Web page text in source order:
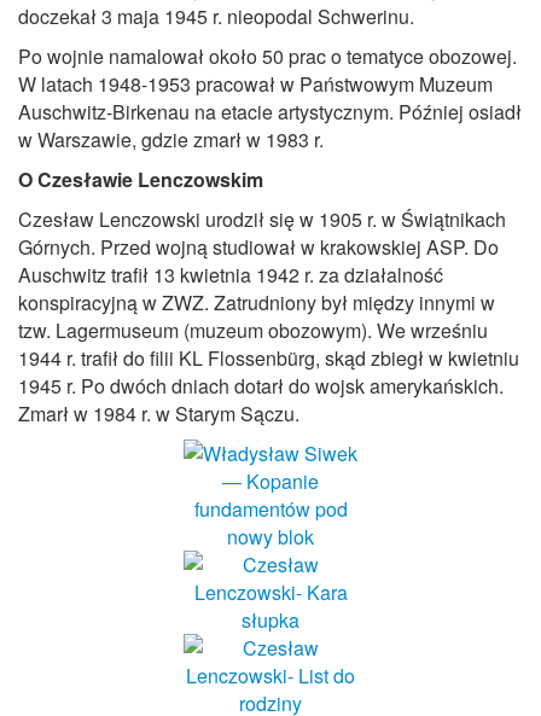
doczekał 3 maja 1945 r. nieopodal Schwerinu.
Po wojnie namalował około 50 prac o tematyce obozowej.
W latach 1948-1953 pracował w Państwowym Muzeum
Auschwitz-Birkenau na etacie artystycznym. Później osiadł
w Warszawie, gdzie zmarł w 1983 r.
O Czesławie Lenczowskim
Czesław Lenczowski urodził się w 1905 r. w Świątnikach
Górnych. Przed wojną studiował w krakowskiej ASP. Do
Auschwitz trafił 13 kwietnia 1942 r. za działalność
konspiracyjną w ZWZ. Zatrudniony był między innymi w
tzw. Lagermuseum (muzeum obozowym). We wrześniu
1944 r. trafił do filii KL Flossenbürg, skąd zbiegł w kwietniu
1945 r. Po dwóch dniach dotarł do wojsk amerykańskich.
Zmarł w 1984 r. w Starym Sączu.